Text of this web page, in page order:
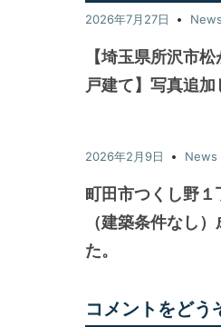
2026年7月27日 News
【埼玉県所沢市
戸建て】写真追加
2026年2月9日 News
町田市つくし野１
（建築条件なし
た。
コメントをどう